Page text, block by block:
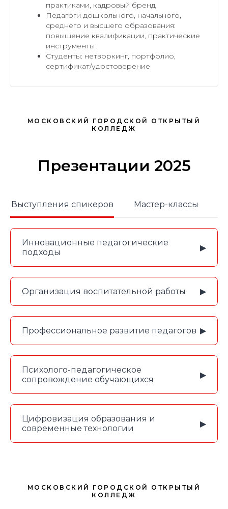
практиками, кадровый бренд
Педагоги дошкольного, начального,
среднего и высшего образования:
повышение квалификации, практические
инструменты
Студенты: нетворкинг, портфолио,
сертификат/удостоверение
МОСКОВСКИЙ ГОРОДСКОЙ ОТКРЫТЫЙ
КОЛЛЕДЖ
Презентации 2025
Выступления спикеров Мастер-классы
Инновационные педагогические
подходы
▶
Организация воспитательной работы ▶
Профессиональное развитие педагогов ▶
Психолого-педагогическое
сопровождение обучающихся
▶
Цифровизация образования и
современные технологии
▶
МОСКОВСКИЙ ГОРОДСКОЙ ОТКРЫТЫЙ
КОЛЛЕДЖ
РЕГИСТРАЦИЯ УЧАСТНИКОВ,
10:00-10:15